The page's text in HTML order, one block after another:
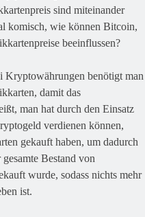
sind miteinander
komisch, wie können Bitcoin,
beeinflussen?
Kryptowährungen benötigt man
damit das
man hat durch den Einsatz
verdienen können,
gekauft haben, um dadurch
Bestand von
wurde, sodass nichts mehr
ist.